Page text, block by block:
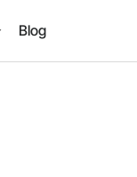
Blog